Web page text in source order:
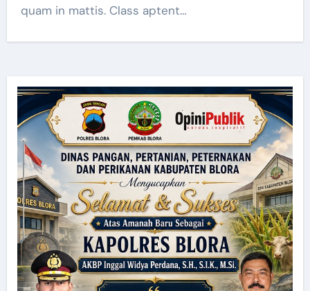
quam in mattis. Class aptent…